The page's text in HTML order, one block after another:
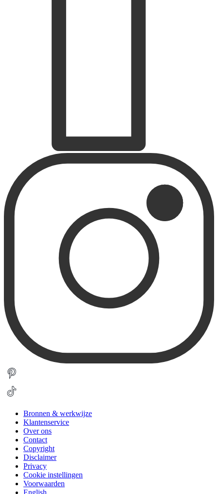
Bronnen & werkwijze
Klantenservice
Over ons
Contact
Copyright
Disclaimer
Privacy
Cookie instellingen
Voorwaarden
English